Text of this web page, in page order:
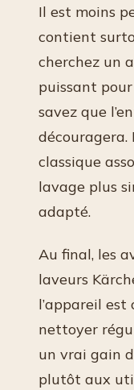
Il est moins
contient
cherchez un
puissant
savez que
découragera.
classique
lavage plus
adapté.
Au final, les
laveurs
l’appareil est
nettoyer
un vrai gain
plutôt aux